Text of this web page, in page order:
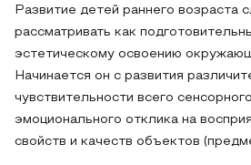
Развитие детей раннего возраста
рассматривать как
эстетическому освоению
Начинается он с развития
чувствительности всего
эмоционального отклика на
свойств и качеств объектов